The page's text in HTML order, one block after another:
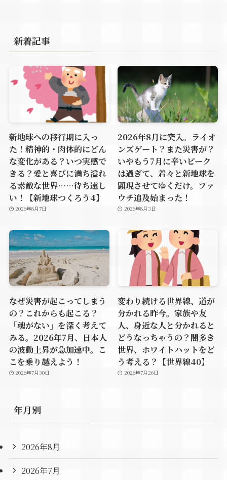
新着記事
新地球への移行期に入っ
た！精神的・肉体的にどん
な変化がある？いつ実感で
きる？愛と喜びに満ち溢れ
る素敵な世界……待ち遠し
い！【新地球つくろう4】
2026年8月7日
2026年8月に突入。ライオ
ンズゲート？また災害が？
いやもう7月に辛いピーク
は過ぎて、着々と新地球を
顕現させてゆくだけ。ファ
ウチ追及始まった！
2026年8月3日
なぜ災害が起こってしまう
の？これからも起こる？
「魂がない」を深く考えて
みる。2026年7月、日本人
の波動上昇が急加速中。こ
こを乗り越えよう！
2026年7月30日
変わり続ける世界線、道が
分かれる昨今。家族や友
人、身近な人と分かれると
どうなっちゃうの？闇多き
世界、ホワイトハットをど
う考える？【世界線40】
2026年7月26日
年月別
2026年8月
2026年7月